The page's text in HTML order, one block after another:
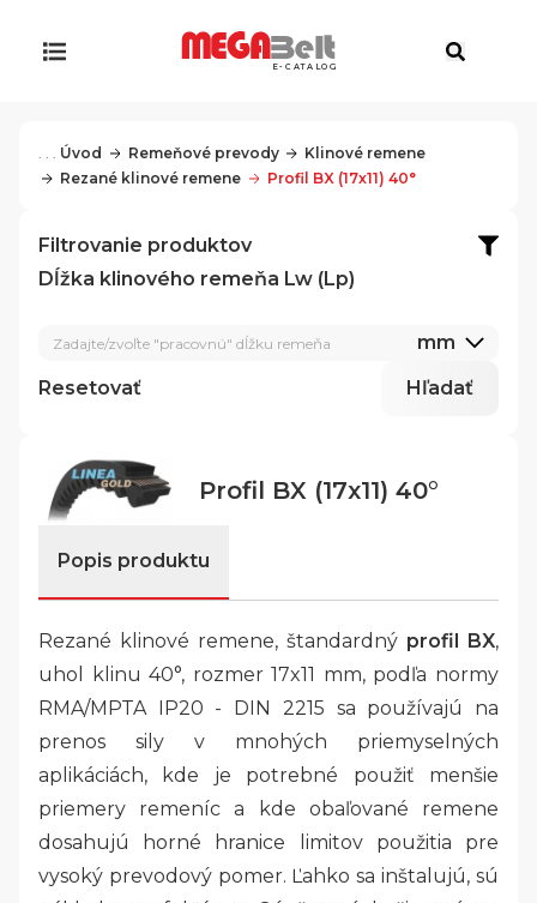
E-CATALOG
Filtrovanie produktov
Dĺžka klinového remeňa Lw (Lp)
Zadajte/zvoľte "pracovnú" dĺžku remeňa
mm
Resetovať
Hľadať
. . . Úvod Remeňové prevody
Klinové remene
Rezané klinové remene
Profil BX (17x11) 40°
Profil BX (17x11) 40°
Popis produktu
Rezané klinové remene, štandardný profil BX,
uhol klinu 40°, rozmer 17x11 mm, podľa normy
RMA/MPTA IP20 - DIN 2215 sa používajú na
prenos sily v mnohých priemyselných
aplikáciách, kde je potrebné použiť menšie
priemery remeníc a kde obaľované remene
dosahujú horné hranice limitov použitia pre
vysoký prevodový pomer. Ľahko sa inštalujú, sú